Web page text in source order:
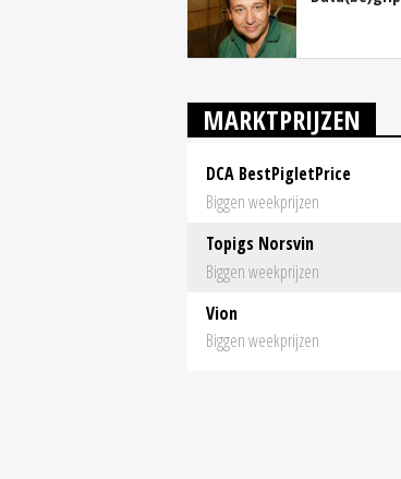
MARKTPRIJZEN
DCA BestPigletPrice
Biggen weekprijzen
Topigs Norsvin
Biggen weekprijzen
Vion
Biggen weekprijzen